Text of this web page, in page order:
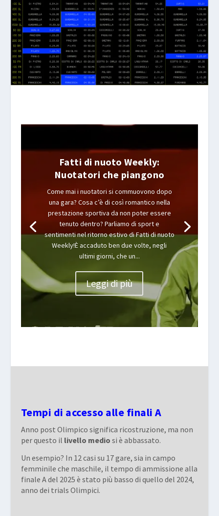
Fatti di nuoto Weekly:
Nuotatori che piangono
Come mai i nuotatori si commuovono dopo
una gara? Cosa c’è di così romantico nella
prestazione sportiva da non poter essere
tenuto dentro? Parliamo di sport e
sentimenti nel ritorno estivo di Fatti di nuoto
Weekly!È accaduto ben due volte, negli
ultimi giorni, che un...
Leggi di più
Tempi di accesso alle finali A
Anno post Olimpico significa ricostruzione, ma non
per questo il livello medio si è abbassato.
Un esempio? In 12 casi su 17 gare, sia in campo
femminile che maschile, il tempo di ammissione alla
finale A del 2025 è stato più basso di quello del 2024,
anno dei trials Olimpici.